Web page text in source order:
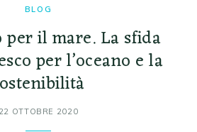
BLOG
per il mare. La sfida
per l’oceano e la
22 OTTOBRE 2020